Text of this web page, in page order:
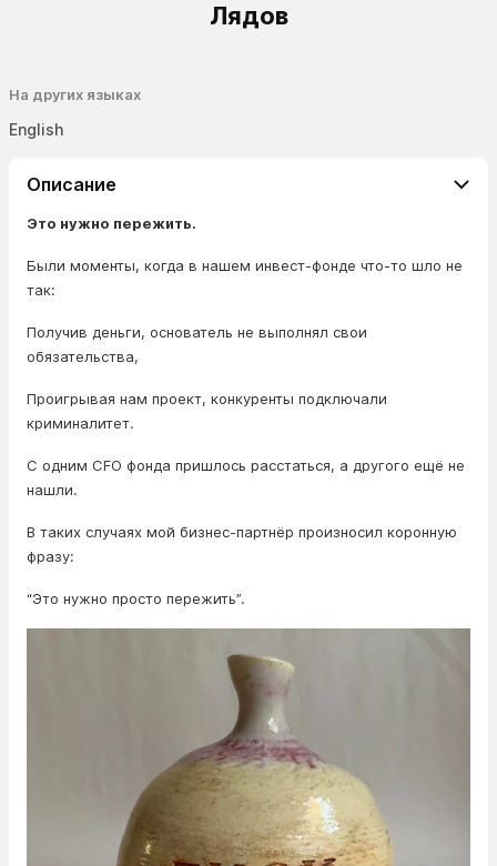
Лядов
На других языках
English
Описание
Это нужно пережить.
Были моменты, когда в нашем инвест-фонде что-то шло не
так:
Получив деньги, основатель не выполнял свои
обязательства,
Проигрывая нам проект, конкуренты подключали
криминалитет.
С одним CFO фонда пришлось расстаться, а другого ещё не
нашли.
В таких случаях мой бизнес-партнёр произносил коронную
фразу:
“Это нужно просто пережить”.